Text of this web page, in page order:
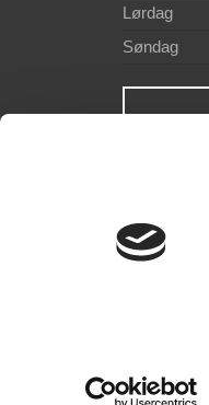
Lørdag
Søndag